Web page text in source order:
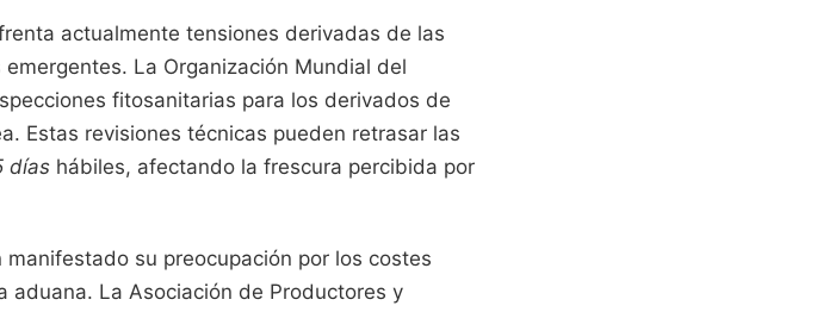
actualmente tensiones derivadas de las
La Organización Mundial del
fitosanitarias para los derivados de
Estas revisiones técnicas pueden retrasar las
días hábiles, afectando la frescura percibida por
su preocupación por los costes
aduana. La Asociación de Productores y